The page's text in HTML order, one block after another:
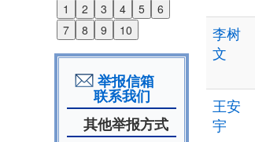
1 2 3 4 5
6
7
8 9 10
Previous
Next
举报信箱
联系我们
其他举报方式
李树
文
王安
宇